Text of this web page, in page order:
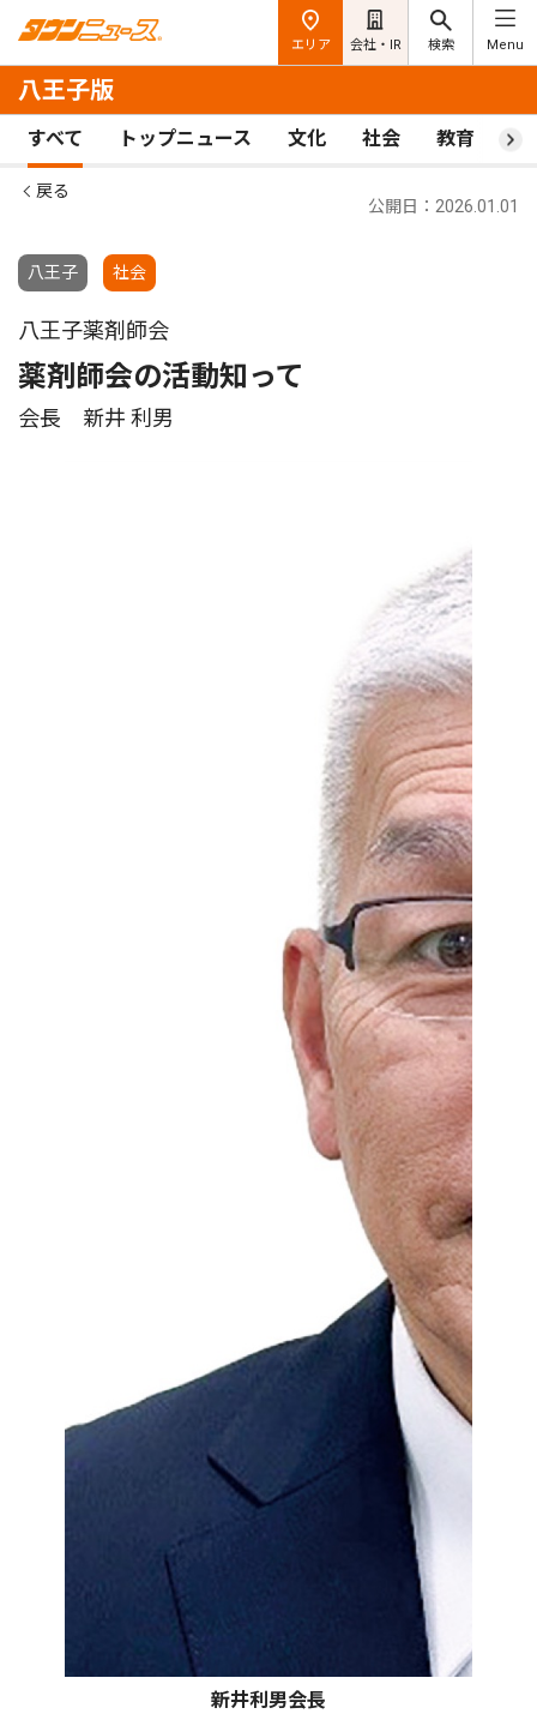
エリア 会社・IR 検索 Menu
八王子版
すべて トップニュース 文化 社会 教育 ス
戻る
八王子 社会
公開日：2026.01.01
八王子薬剤師会
薬剤師会の活動知って
会長 新井 利男
新井利男会長